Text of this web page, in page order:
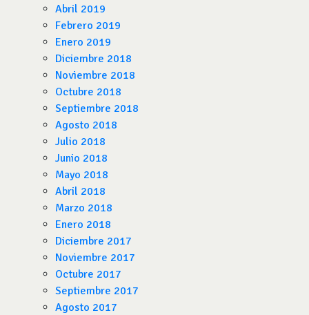
Abril 2019
Febrero 2019
Enero 2019
Diciembre 2018
Noviembre 2018
Octubre 2018
Septiembre 2018
Agosto 2018
Julio 2018
Junio 2018
Mayo 2018
Abril 2018
Marzo 2018
Enero 2018
Diciembre 2017
Noviembre 2017
Octubre 2017
Septiembre 2017
Agosto 2017